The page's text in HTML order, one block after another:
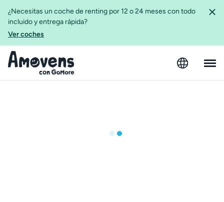
¿Necesitas un coche de renting por 12 o 24 meses con todo
incluido y entrega rápida?
Ver coches